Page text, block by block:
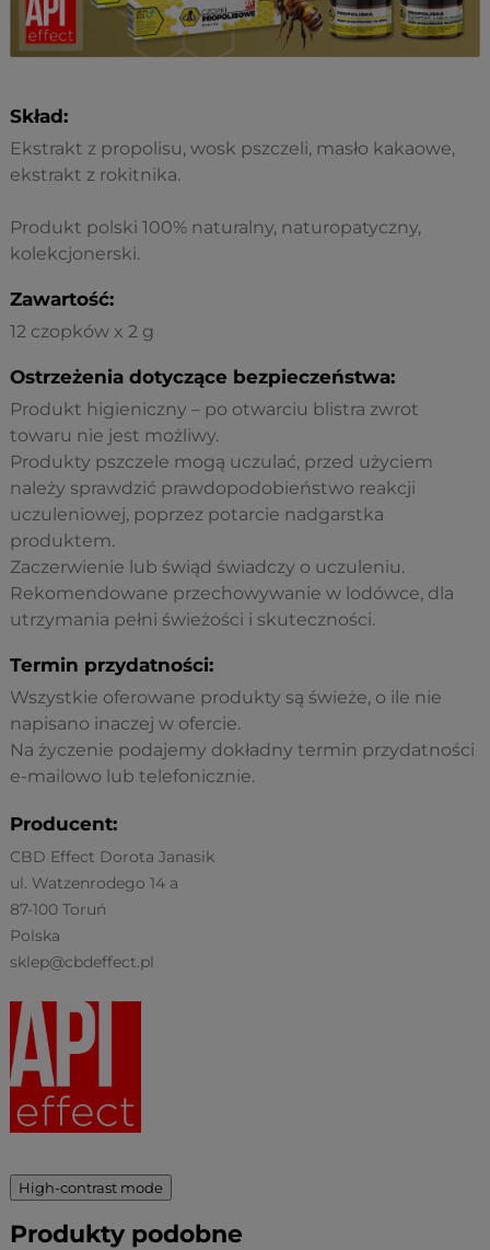
Skład:
Ekstrakt z propolisu, wosk pszczeli, masło kakaowe,
ekstrakt z rokitnika.
Produkt polski 100% naturalny, naturopatyczny,
kolekcjonerski.
Zawartość:
12 czopków x 2 g
Ostrzeżenia dotyczące bezpieczeństwa:
Produkt higieniczny – po otwarciu blistra zwrot
towaru nie jest możliwy.
Produkty pszczele mogą uczulać, przed użyciem
należy sprawdzić prawdopodobieństwo reakcji
uczuleniowej, poprzez potarcie nadgarstka
produktem.
Zaczerwienie lub świąd świadczy o uczuleniu.
Rekomendowane przechowywanie w lodówce, dla
utrzymania pełni świeżości i skuteczności.
Termin przydatności:
Wszystkie oferowane produkty są świeże, o ile nie
napisano inaczej w ofercie.
Na życzenie podajemy dokładny termin przydatności
e-mailowo lub telefonicznie.
Producent:
CBD Effect Dorota Janasik
ul. Watzenrodego 14 a
87-100 Toruń
Polska
sklep@cbdeffect.pl
High-contrast mode
Produkty podobne